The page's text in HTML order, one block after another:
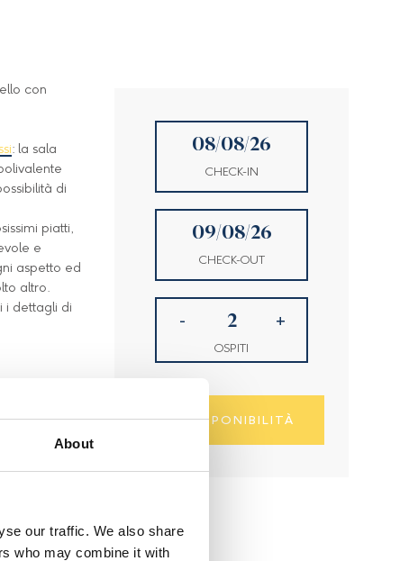
About
our traffic. We also share
who may combine it with
con
: la sala
di
piatti,
e
aspetto ed
altro.
i dettagli di
CHECK-IN
CHECK-OUT
- +
OSPITI
DISPONIBILITÀ